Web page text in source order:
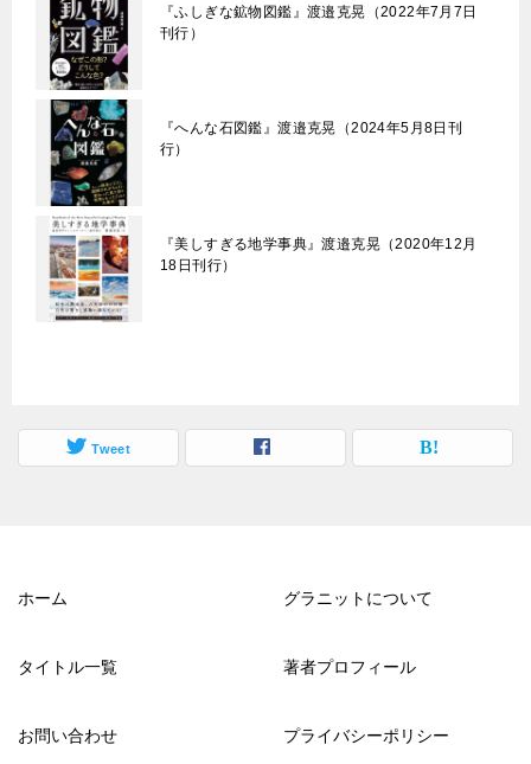
『ふしぎな鉱物図鑑』渡邉克晃（2022年7月7日
刊行）
『へんな石図鑑』渡邉克晃（2024年5月8日刊
行）
『美しすぎる地学事典』渡邉克晃（2020年12月
18日刊行）
Tweet
ホーム グラニットについて
タイトル一覧 著者プロフィール
お問い合わせ プライバシーポリシー